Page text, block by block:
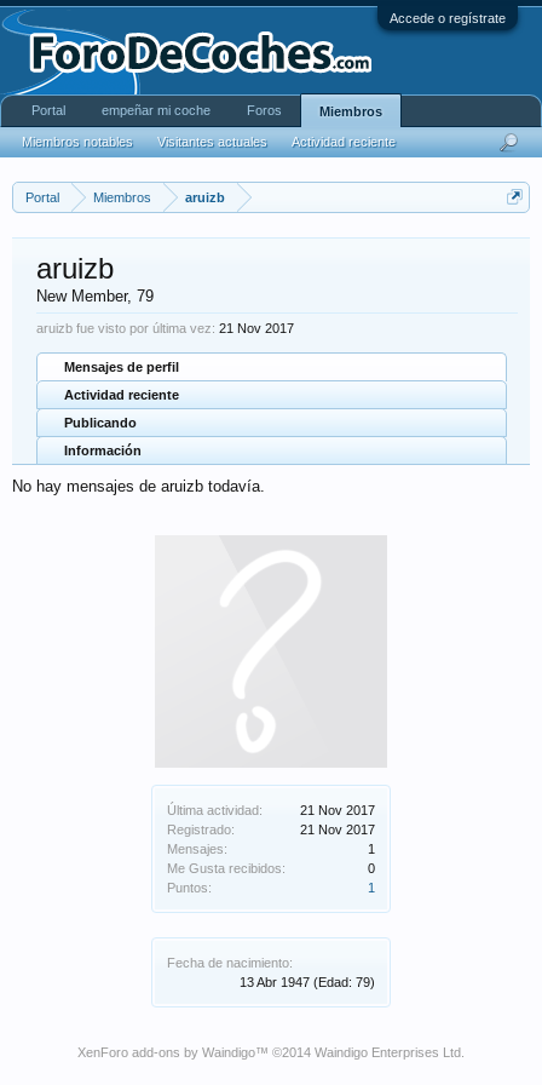
Accede o regístrate
Portal Miembros aruizb
Última actividad:
21 Nov 2017
Registrado:
21 Nov 2017
Mensajes:
1
Me Gusta recibidos:
0
Puntos:
1
Fecha de nacimiento:
13 Abr 1947 (Edad: 79)
aruizb
New Member, 79
aruizb fue visto por última vez: 21 Nov 2017
Mensajes de perfil
Actividad reciente
Publicando
Información
No hay mensajes de aruizb todavía.
XenForo add-ons by Waindigo™ ©2014 Waindigo Enterprises Ltd
Portal empeñar mi coche Foros Miembros
Miembros notables Visitantes actuales Actividad reciente